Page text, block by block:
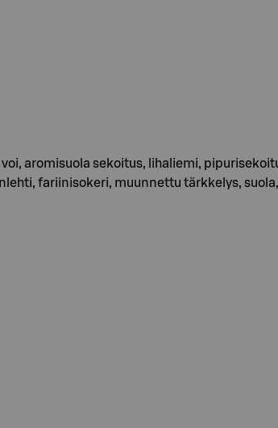
aromisuola sekoitus, lihaliemi,
fariinisokeri, muunnettu tärkkelys,